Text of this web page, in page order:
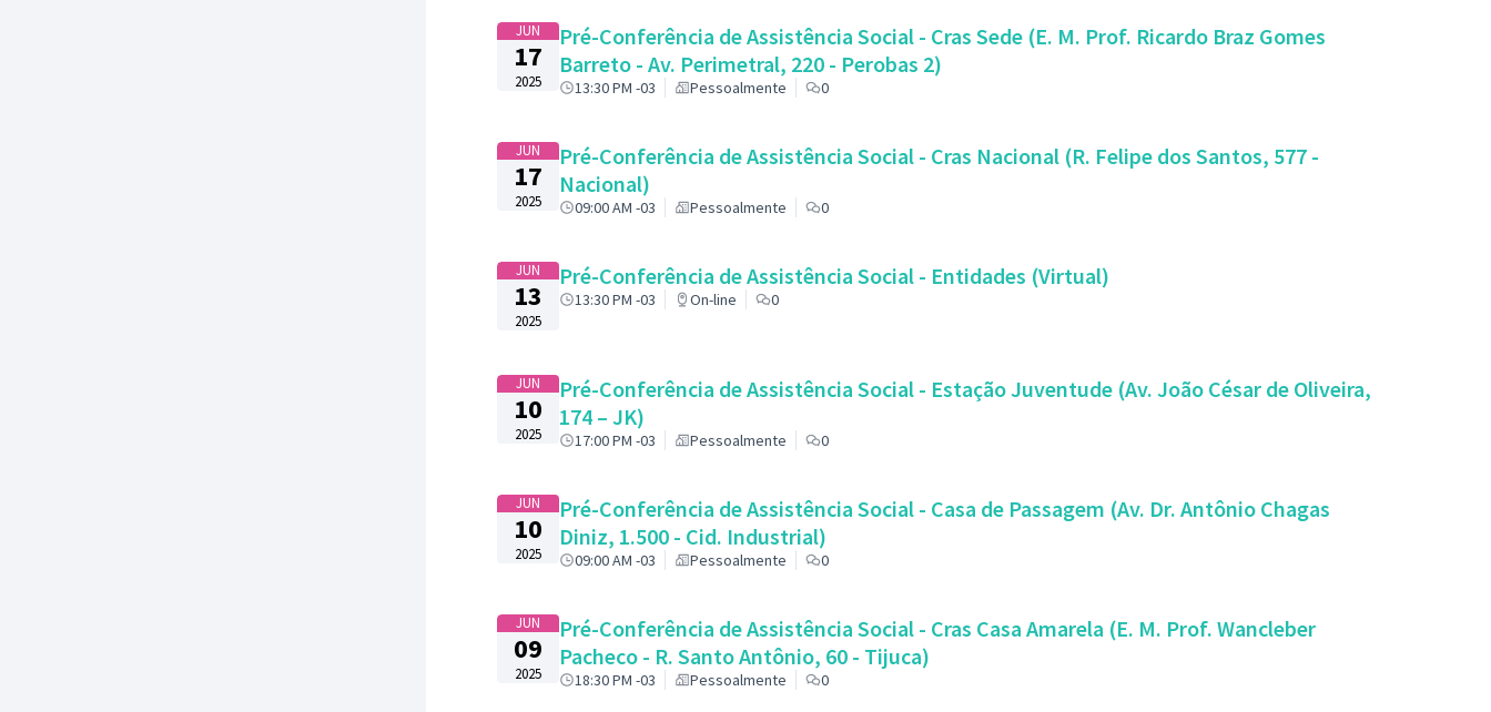
JUN
17
2025
Pré-Conferência de Assistência Social - Cras Sede (E. M. Prof. Ricardo Braz Gomes
Barreto - Av. Perimetral, 220 - Perobas 2)
13:30 PM -03 Pessoalmente 0
JUN
17
2025
Pré-Conferência de Assistência Social - Cras Nacional (R. Felipe dos Santos, 577 -
Nacional)
09:00 AM -03 Pessoalmente 0
JUN
13
2025
Pré-Conferência de Assistência Social - Entidades (Virtual)
13:30 PM -03 On-line 0
JUN
10
2025
Pré-Conferência de Assistência Social - Estação Juventude (Av. João César de Oliveira,
174 – JK)
17:00 PM -03 Pessoalmente 0
JUN
10
2025
Pré-Conferência de Assistência Social - Casa de Passagem (Av. Dr. Antônio Chagas
Diniz, 1.500 - Cid. Industrial)
09:00 AM -03 Pessoalmente 0
JUN
09
2025
Pré-Conferência de Assistência Social - Cras Casa Amarela (E. M. Prof. Wancleber
Pacheco - R. Santo Antônio, 60 - Tijuca)
18:30 PM -03 Pessoalmente 0